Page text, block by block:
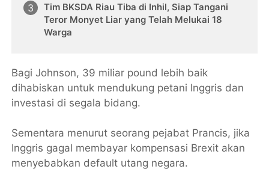
Tim BKSDA Riau Tiba di Inhil, Siap Tangani
Teror Monyet Liar yang Telah Melukai 18
Warga
Bagi Johnson, 39 miliar pound lebih baik
dihabiskan untuk mendukung petani Inggris dan
investasi di segala bidang.
Sementara menurut seorang pejabat Prancis, jika
Inggris gagal membayar kompensasi Brexit akan
menyebabkan default utang negara.